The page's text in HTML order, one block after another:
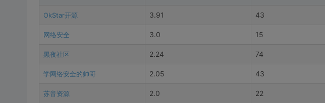
OkStar开源 3.91 43
网络安全 3.0 15
黑夜社区 2.24 74
学网络安全的帅哥 2.05 43
苏音资源 2.0 22